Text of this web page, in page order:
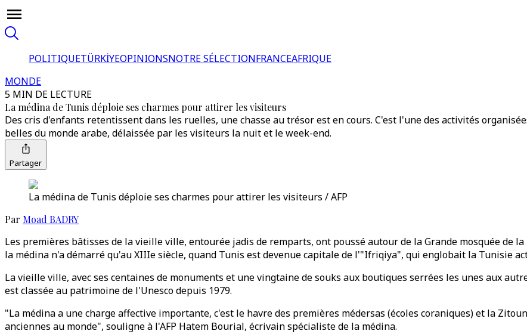
POLITIQUETÜRKİYEOPINIONSNOTRE SÉLECTIONFRANCEAFRIQUE
MONDE
5 MIN DE LECTURE
La médina de Tunis déploie ses charmes pour attirer les visiteurs
Des cris d'enfants retentissent dans les ruelles, une chasse au trésor est en cours. C'est l'une des activités
belles du monde arabe, délaissée par les visiteurs la nuit et le week-end.
Partager
La médina de Tunis déploie ses charmes pour attirer les visiteurs / AFP
Par Moad BADRY
Les premières bâtisses de la vieille ville, entourée jadis de remparts, ont poussé autour de la Grande mosquée de
la médina n'a démarré qu'au XIIIe siècle, quand Tunis est devenue capitale de l'"Ifriqiya", qui englobait la Tunisie
La vieille ville, avec ses centaines de monuments et une vingtaine de souks aux boutiques serrées les unes aux
est classée au patrimoine de l'Unesco depuis 1979.
"La médina a une charge affective importante, c'est le havre des premières médersas (écoles coraniques) et la
anciennes au monde", souligne à l'AFP Hatem Bourial, écrivain spécialiste de la médina.